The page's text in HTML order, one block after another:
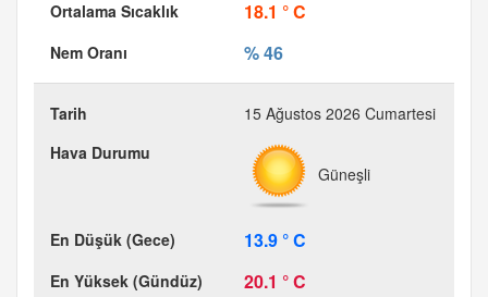
18.1 ° C
% 46
15 Ağustos 2026 Cumartesi
Güneşli
13.9 ° C
20.1 ° C